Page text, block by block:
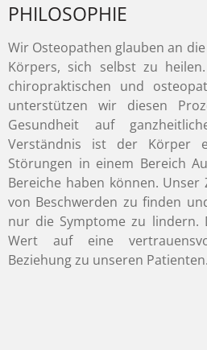
PHILOSOPHIE
Wir Osteopathen glauben an
Körpers, sich selbst zu
chiropraktischen und
unterstützen wir diesen
Gesundheit auf
Verständnis ist der Körper
Störungen in einem Bereich
Bereiche haben können. Unser
von Beschwerden zu finden
nur die Symptome zu lindern.
Wert auf eine
Beziehung zu unseren Patienten.